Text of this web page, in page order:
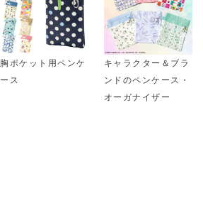
胸ポケット用ペンケ
ース
キャラクター＆ブラ
ンドのペンケース・
オーガナイザー